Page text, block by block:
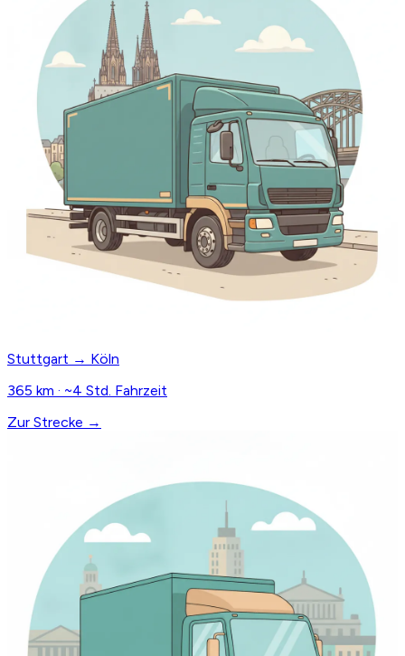
Stuttgart → Köln
365 km · ~4 Std. Fahrzeit
Zur Strecke →